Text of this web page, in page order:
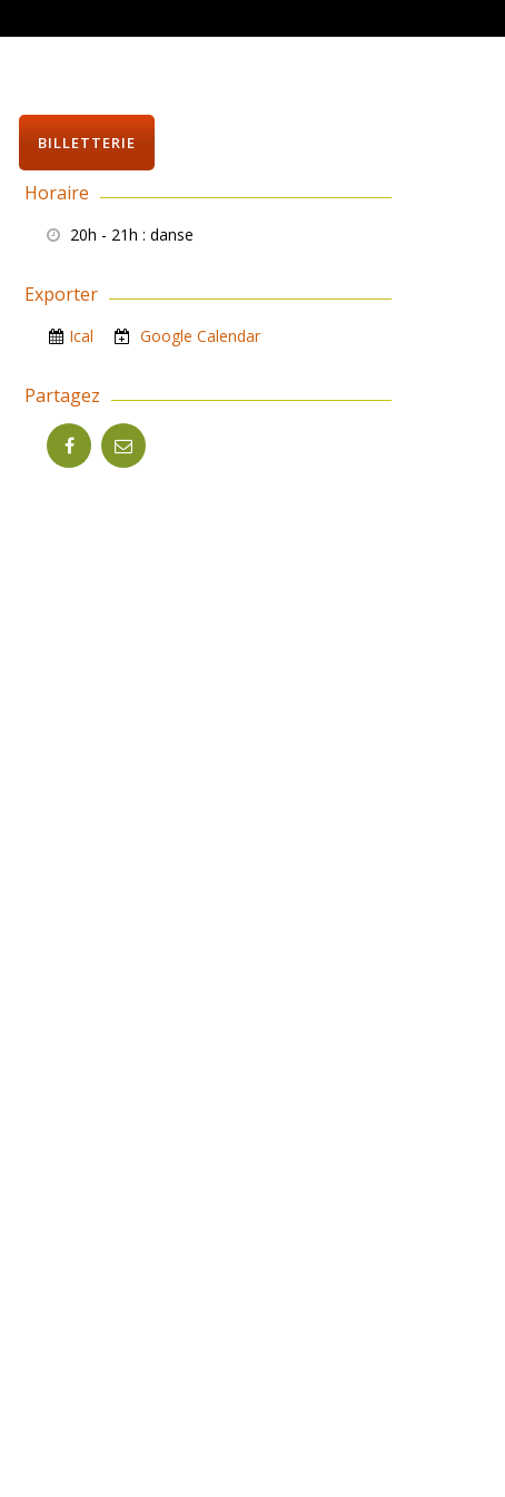
BILLETTERIE
Horaire
20h - 21h : danse
Exporter
Ical Google Calendar
Partagez